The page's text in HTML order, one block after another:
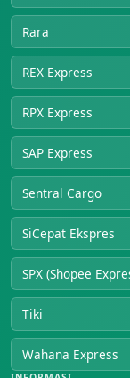
Rara
REX Express
RPX Express
SAP Express
Sentral Cargo
SiCepat Ekspres
SPX (Shopee
Tiki
Wahana Express